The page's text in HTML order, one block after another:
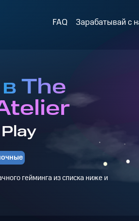
FAQ Зарабатывай с
The
гейминга из списка ниже и